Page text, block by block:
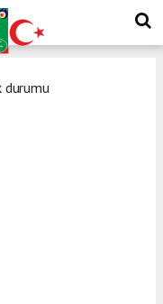
durumu